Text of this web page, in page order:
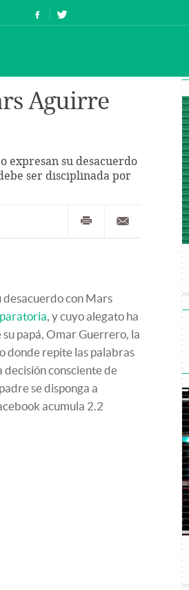
Aguirre
expresan su desacuerdo
ser disciplinada por
desacuerdo con Mars
, y cuyo alegato ha
papá, Omar Guerrero, la
donde repite las palabras
decisión consciente de
se disponga a
acumula 2.2